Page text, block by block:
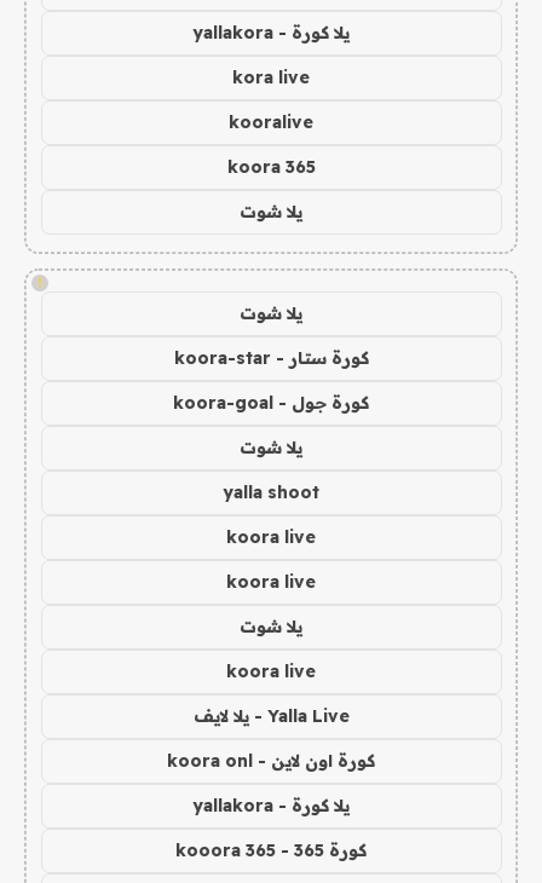
يلا كورة - yallakora
kora live
kooralive
koora 365
يلا شوت
!
يلا شوت
كورة ستار - koora-star
كورة جول - koora-goal
يلا شوت
yalla shoot
koora live
koora live
يلا شوت
koora live
Yalla Live - يلا لايف
كورة اون لاين - koora onl
يلا كورة - yallakora
كورة 365 - kooora 365